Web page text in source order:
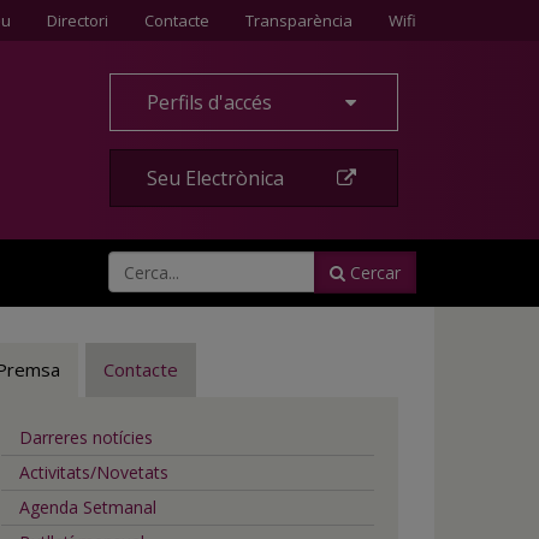
Directori Contacte
Contacte Transparència Wifi
Perfils d'accés
Seu Electrònica
Cercar
Contacte
Darreres notícies
Activitats/Novetats
Agenda Setmanal